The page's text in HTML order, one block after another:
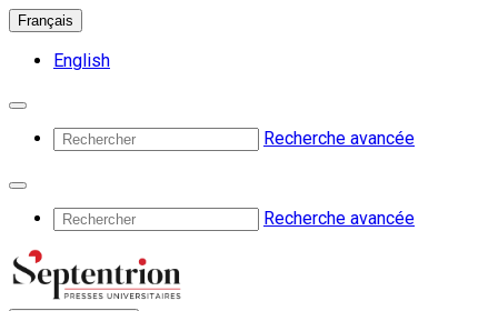
Français
English
Recherche avancée
Recherche avancée